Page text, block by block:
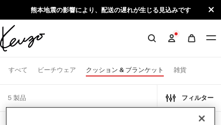
Skip to main content
Skip to footer content
熊本地震の影響により、配送の遅れが生じる見込みです
KENZO
すべて ビーチウェア クッション & ブランケット 雑貨
5 製品 フィルター